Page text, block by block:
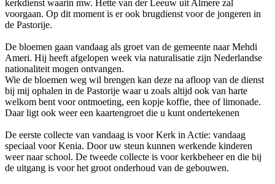
kerkdienst waarin mw. Hette van der Leeuw uit Almere zal
voorgaan. Op dit moment is er ook brugdienst voor de jongeren in
de Pastorije.
De bloemen gaan vandaag als groet van de gemeente naar Mehdi
Ameri. Hij heeft afgelopen week via naturalisatie zijn Nederlandse
nationaliteit mogen ontvangen.
Wie de bloemen weg wil brengen kan deze na afloop van de dienst
bij mij ophalen in de Pastorije waar u zoals altijd ook van harte
welkom bent voor ontmoeting, een kopje koffie, thee of limonade.
Daar ligt ook weer een kaartengroet die u kunt ondertekenen
De eerste collecte van vandaag is voor Kerk in Actie: vandaag
speciaal voor Kenia. Door uw steun kunnen werkende kinderen
weer naar school. De tweede collecte is voor kerkbeheer en die bij
de uitgang is voor het groot onderhoud van de gebouwen.